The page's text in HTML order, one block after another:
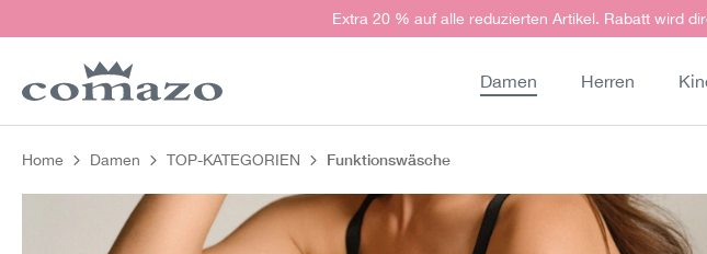
Zur Hauptnavigation springenExtra 20 % auf alle reduzierten Artikel. Rabatt wird
Damen Herren
Home Damen TOP-KATEGORIEN Funktionswäsche